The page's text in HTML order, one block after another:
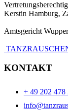
Kerstin Hamburg,
Amtsgericht
KONTAKT
+ 49 202 478